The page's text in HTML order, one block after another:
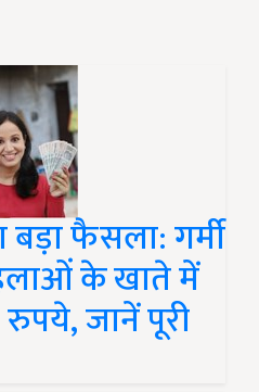
बड़ा फैसला: गर्मी
के खाते में
जानें पूरी